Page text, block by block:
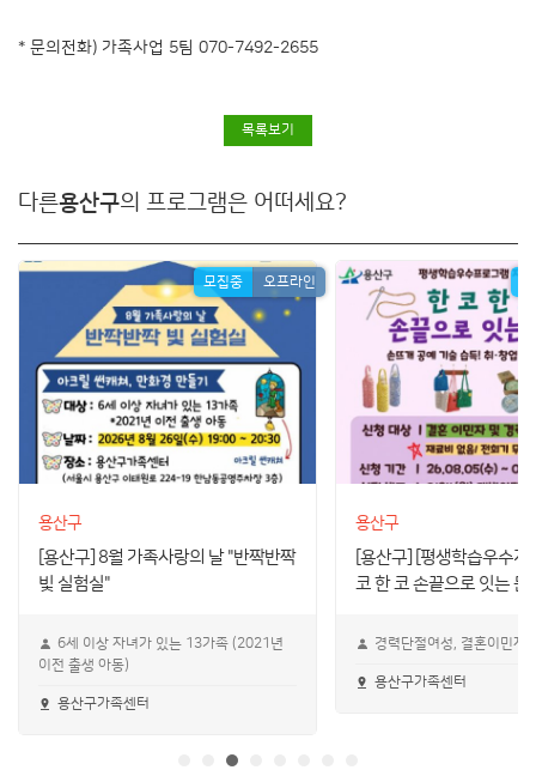
* 문의전화) 가족사업 5팀 070-7492-2655
목록보기
다른용산구의 프로그램은 어떠세요?
모집중 오프라인
용산구
[용산구] 8월 가족사랑의 날 "반짝반짝
빛 실험실"
6세 이상 자녀가 있는 13가족 (2021년
이전 출생 아동)
용산구가족센터
용산구
[용산구] [평생학습우수지
코 한 코 손끝으로 잇는 문
경력단절여성, 결혼이민자
용산구가족센터